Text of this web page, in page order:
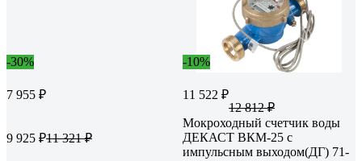
-30%
7 955 ₽
9 925 ₽11 321 ₽
-10%
11 522 ₽
12 812 ₽
Мокроходный счетчик воды
ДЕКАСТ ВКМ-25 с
импульсным выходом(ДГ) 71-